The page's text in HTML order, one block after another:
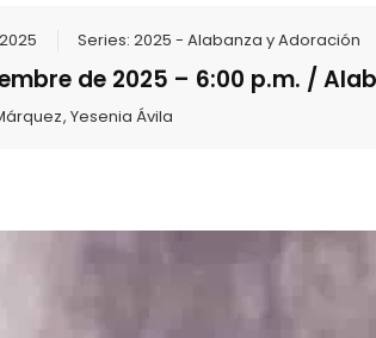
Series:2025 - Alabanza y Adoración
de 2025 – 6:00 p.m. /
,Yesenia Ávila